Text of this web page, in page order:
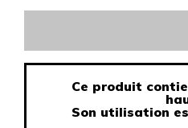
Ce produit
Son utilisation